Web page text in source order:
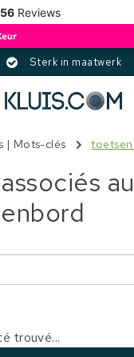
56 Reviews
Sterk in maatwerk
| Mots-clés
trouvé...